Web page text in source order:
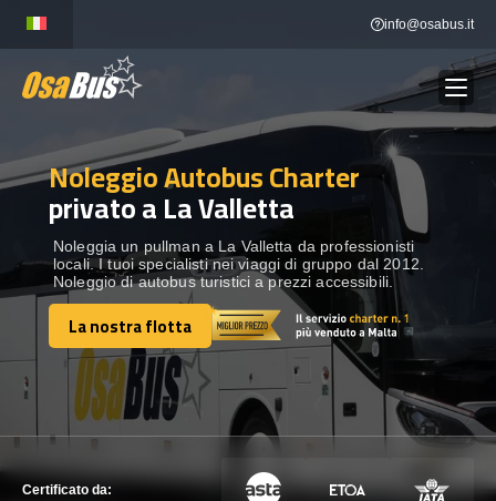
content
info@osabus.it
NOLEGGIO AUTOBUS Show dropdown
DESTINAZIONI Show dropdown
FLOTTA
METTITI IN CONTATTO
METTITI IN CONTATTO
Noleggio Autobus Charter
privato a La Valletta
Noleggia un pullman a La Valletta da professionisti
locali. I tuoi specialisti nei viaggi di gruppo dal 2012.
Noleggio di autobus turistici a prezzi accessibili.
La nostra flotta
La nostra flotta
Certificato da: